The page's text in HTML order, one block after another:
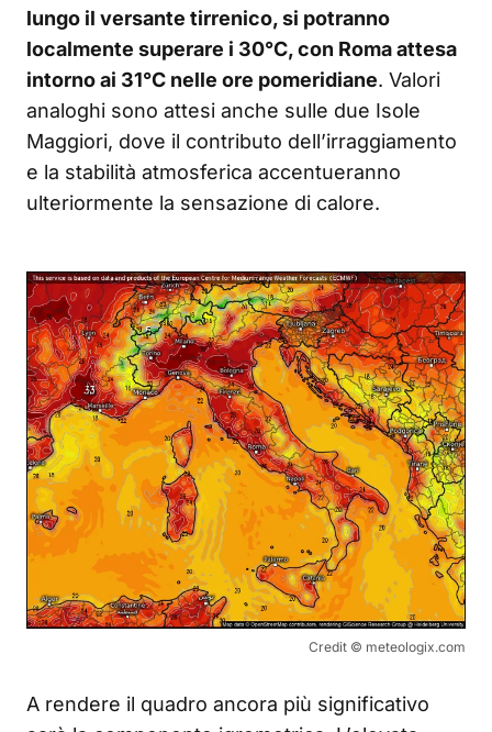
lungo il versante tirrenico, si potranno
localmente superare i 30°C, con Roma attesa
intorno ai 31°C nelle ore pomeridiane. Valori
analoghi sono attesi anche sulle due Isole
Maggiori, dove il contributo dell’irraggiamento
e la stabilità atmosferica accentueranno
ulteriormente la sensazione di calore.
Credit © meteologix.com
A rendere il quadro ancora più significativo